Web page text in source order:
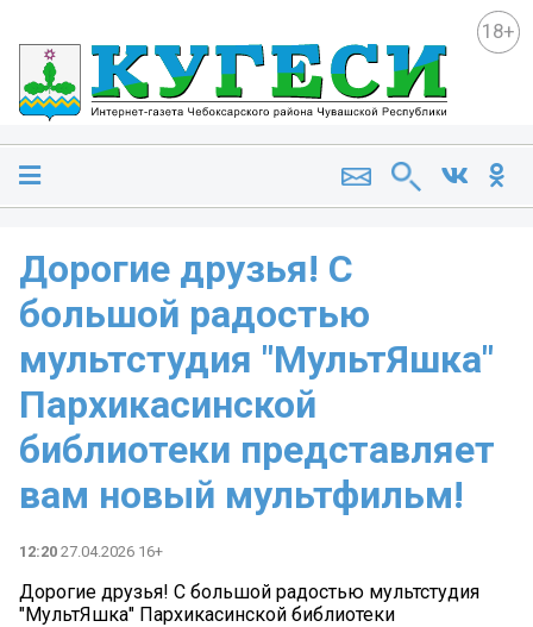
18+
Дорогие друзья! С
большой радостью
мультстудия "МультЯшка"
Пархикасинской
библиотеки представляет
вам новый мультфильм!
12:20 27.04.2026 16+
Дорогие друзья! С большой радостью мультстудия
"МультЯшка" Пархикасинской библиотеки